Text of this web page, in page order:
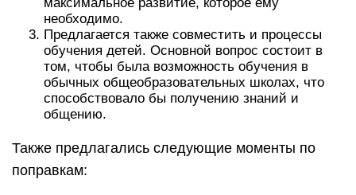
необходимо.
Предлагается также совместить и процессы
обучения детей. Основной вопрос состоит в
том, чтобы была возможность обучения в
обычных общеобразовательных школах, что
способствовало бы получению знаний и
общению.
Также предлагались следующие моменты по
поправкам: